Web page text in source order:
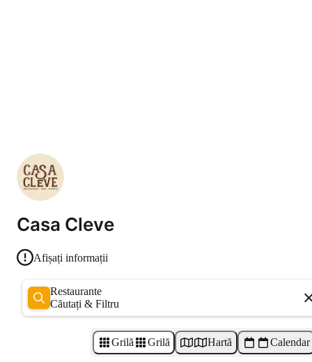
Casa Cleve
Afișați informații
Restaurante
Căutați & Filtru
Grilă Grilă Hartă Calendar